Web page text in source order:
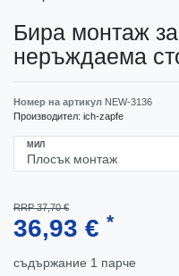
Бира монтаж
неръждаема
Номер на артикул NEW-3136
Производител: ich-zapfe
МИЛ
RRP 37,70 €
36,93 € *
съдържание 1 парче